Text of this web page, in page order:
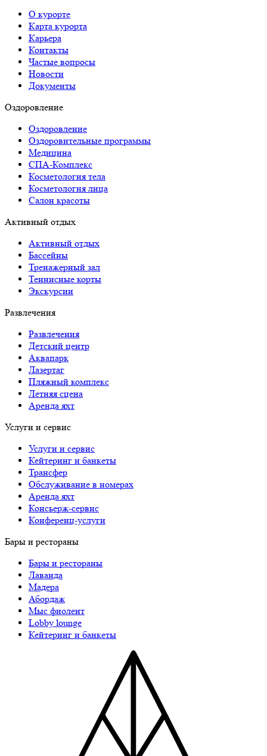
О курорте
Карта курорта
Карьера
Контакты
Частые вопросы
Новости
Документы
Оздоровление
Оздоровление
Оздоровительные программы
Медицина
СПА-Комплекс
Косметология тела
Косметология лица
Салон красоты
Активный отдых
Активный отдых
Бассейны
Тренажерный зал
Теннисные корты
Экскурсии
Развлечения
Развлечения
Детский центр
Аквапарк
Лазертаг
Пляжный комплекс
Летняя сцена
Аренда яхт
Услуги и сервис
Услуги и сервис
Кейтеринг и банкеты
Трансфер
Обслуживание в номерах
Аренда яхт
Консьерж-сервис
Конференц-услуги
Бары и рестораны
Бары и рестораны
Лаванда
Мадера
Абордаж
Мыс фиолент
Lobby lounge
Кейтеринг и банкеты